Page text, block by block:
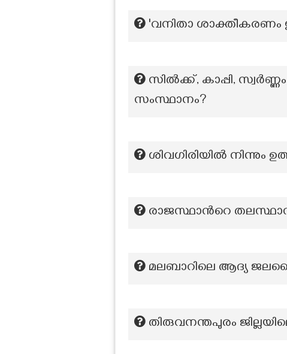
'വനിതാ ശാക്തീകരണം
സില്‍ക്ക്, കാപ്പി,
സംസ്ഥാനം?
ശിവഗിരിയില്‍ നിന്നും
രാജസ്ഥാന്‍റെ
മലബാറിലെ ആദ്യ
തിരുവനന്തപുരം